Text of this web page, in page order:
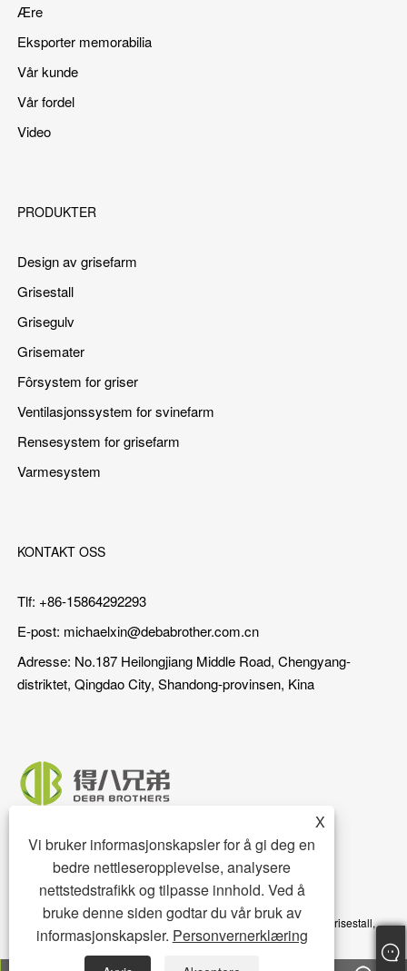
Ære
Eksporter memorabilia
Vår kunde
Vår fordel
Video
PRODUKTER
Design av grisefarm
Grisestall
Grisegulv
Grisemater
Fôrsystem for griser
Ventilasjonssystem for svinefarm
Rensesystem for grisefarm
Varmesystem
KONTAKT OSS
Tlf: +86-15864292293
E-post: michaelxin@debabrother.com.cn
Adresse: No.187 Heilongjiang Middle Road, Chengyang-
distriktet, Qingdao City, Shandong-provinsen, Kina
Copyright © 2023 Qingdao DEBA Brother Machinery Co.,Ltd. - Grisestall,
X
Vi bruker informasjonskapsler for å gi deg en
bedre nettleseropplevelse, analysere
nettstedstrafikk og tilpasse innhold. Ved å
bruke denne siden godtar du vår bruk av
informasjonskapsler. Personvernerklæring